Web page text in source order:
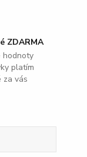
ZDARMA
hodnoty
platím
za vás